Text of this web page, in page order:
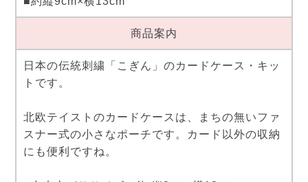
商品案内
日本の伝統刺繍「こぎん」のカードケース・キッ
トです。
北欧テイストのカードケースは、まちの無いファ
スナー式の小さなポーチです。カード以外の収納
にも便利ですね。